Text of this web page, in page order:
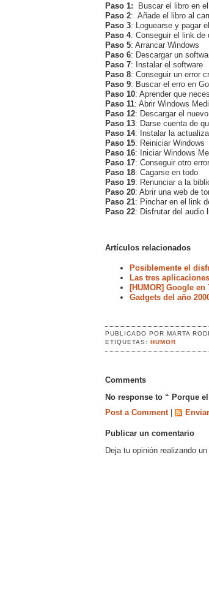
Paso 1: Buscar el libro en
Paso 2: Añade el libro al
Paso 3: Loguearse y pagar
Paso 4: Conseguir el link de
Paso 5: Arrancar Windows
Paso 6: Descargar un
Paso 7: Instalar el software
Paso 8: Conseguir un error
Paso 9: Buscar el erro en
Paso 10: Aprender que
Paso 11: Abrir Windows
Paso 12: Descargar el
Paso 13: Darse cuenta de
Paso 14: Instalar la
Paso 15: Reiniciar Windows
Paso 16: Iniciar Windows
Paso 17: Conseguir otro
Paso 18: Cagarse en todo
Paso 19: Renunciar a la
Paso 20: Abrir una web de
Paso 21: Pinchar en el link
Paso 22: Disfrutar del audio
Artículos relacionados
Posiblemente el
Las tres
[HUMOR] Google en
Gadgets del año
PUBLICADO PORMARTA
ETIQUETAS:HUMOR
Comments
No response to “ Porque
Post a Comment
Publicar un comentario
Deja tu opinión realizando